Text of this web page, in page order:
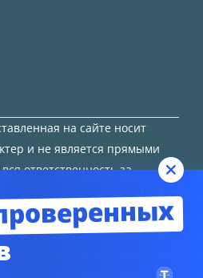
на сайте носит
и не является прямыми
ответственность за